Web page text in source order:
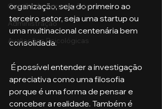
Gestão do Agronegócio
Administração
Avaliações Psicológicas
organização, seja do primeiro ao
terceiro setor, seja uma startup ou
uma multinacional centenária bem
consolidada.
apreciativa como uma filosofia
porque é uma forma de pensar e
conceber a realidade. Também é